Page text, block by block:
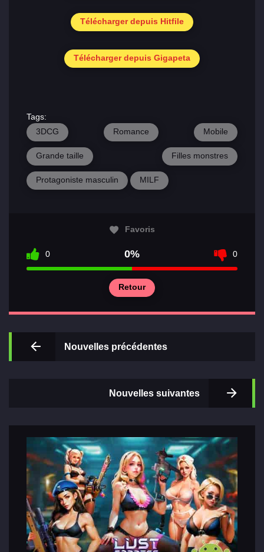
Principal
Télécharger depuis Hitfile
Télécharger depuis Gigapeta
Tags:
3DCG
Romance Mobile
Grande taille Filles monstres
Protagoniste masculin MILF
Favoris
0 0% 0
Retour
Nouvelles précédentes
Nouvelles suivantes